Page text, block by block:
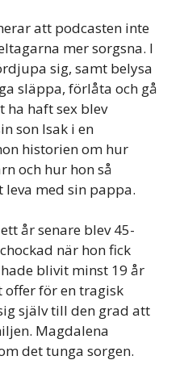
att podcasten inte
mer sorgsna. I
sig, samt belysa
släppa, förlåta och gå
ha haft sex blev
son Isak i en
historien om hur
och hur hon så
med sin pappa.
år senare blev 45-
när hon fick
blivit minst 19 år
för en tragisk
själv till den grad att
Magdalena
det tunga sorgen.